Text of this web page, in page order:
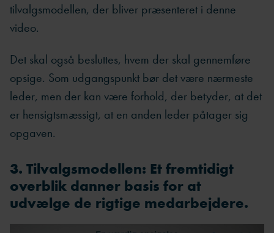
tilvalgsmodellen, der bliver præsenteret i denne
video.
Det skal også besluttes, hvem der skal gennemføre
opsige. Som udgangspunkt bør det være nærmeste
leder, men der kan være forhold, der betyder, at det
er hensigtsmæssigt, at en anden leder påtager sig
opgaven.
3. Tilvalgsmodellen: Et fremtidigt
overblik danner basis for at
udvælge de rigtige medarbejdere.